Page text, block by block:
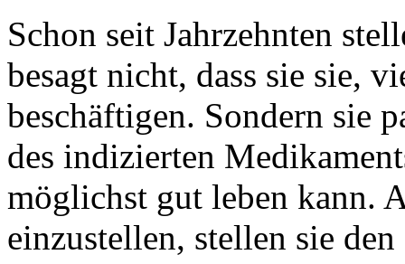
Schon seit Jahrzehnten
besagt nicht, dass sie sie,
beschäftigen. Sondern sie
des indizierten
möglichst gut leben kann.
einzustellen, stellen sie